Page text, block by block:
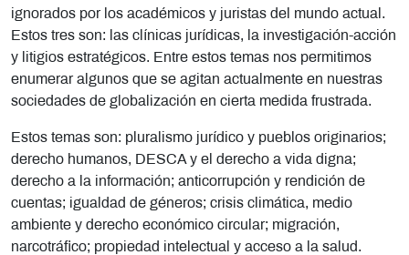
ignorados por los académicos y juristas del mundo actual.
Estos tres son: las clínicas jurídicas, la investigación-acción
y litigios estratégicos. Entre estos temas nos permitimos
enumerar algunos que se agitan actualmente en nuestras
sociedades de globalización en cierta medida frustrada.
Estos temas son: pluralismo jurídico y pueblos originarios;
derecho humanos, DESCA y el derecho a vida digna;
derecho a la información; anticorrupción y rendición de
cuentas; igualdad de géneros; crisis climática, medio
ambiente y derecho económico circular; migración,
narcotráfico; propiedad intelectual y acceso a la salud.